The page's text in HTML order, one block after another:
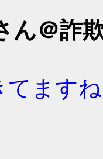
ん＠詐
てますね